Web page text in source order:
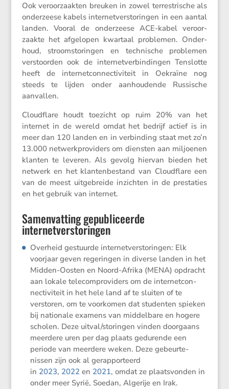
Ook veroor­zaakten breuken in zowel terre­s­tri­sche als
onder­zeese kabels inter­net­ver­sto­ringen in een aantal
landen. Vooral de onder­zeese ACE-kabel veroor­
zaakte het afgelopen kwartaal problemen. Onder­
houd, stroom­sto­ringen en techni­sche problemen
verstoorden ook de inter­net­ver­bin­dingen Tenslotte
heeft de inter­net­con­nec­ti­vi­teit in Oekraïne nog
steeds te lijden onder aanhou­dende Russi­sche
aanvallen.
Cloud­flare houdt toezicht op ruim 20% van het
internet in de wereld omdat het bedrijf actief is in
meer dan 120 landen en in verbin­ding staat met zo’n
13.000 netwerk­pro­vi­ders om diensten aan miljoenen
klanten te leveren. Als gevolg hiervan bieden het
netwerk en het klanten­be­stand van Cloud­flare een
van de meest uitge­breide inzichten in de presta­ties
en het gebruik van internet.
Samenvatting gepubliceerde
internetverstoringen
Overheid gestuurde inter­net­ver­sto­ringen: Elk
voorjaar geven regeringen in diverse landen in het
Midden-Oosten en Noord-Afrika (MENA) opdracht
aan lokale telecom­pro­vi­ders om de inter­net­con­
nec­ti­vi­teit in het hele land af te sluiten of te
verstoren, om te voorkomen dat studenten spieken
bij natio­nale examens van middel­bare en hogere
scholen. Deze uitval/​storingen vinden doorgaans
meerdere uren per dag plaats gedurende een
periode van meerdere weken. Deze gebeur­te­
nissen zijn ook al gerap­por­teerd
in 2023, 2022 en 2021, omdat ze plaats­vonden in
onder meer Syrië, Soedan, Algerije en Irak.